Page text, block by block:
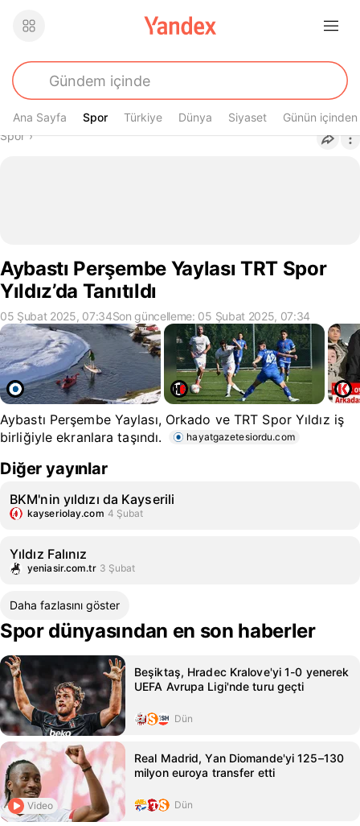
Ana Sayfa Spor
Spor Türkiye Dünya Siyaset Günün içinden
Buradasın
Spor›
Aybastı Perşembe Yaylası TRT Spor
Yıldız’da Tanıtıldı
05 Şubat 2025, 07:34Son güncelleme: 05 Şubat 2025, 07:34
Aybastı Perşembe Yaylası, Orkado ve TRT Spor Yıldız iş
birliğiyle ekranlara taşındı.
hayatgazetesiordu.com
Diğer yayınlar
BKM'nin yıldızı da Kayserili
kayseriolay.com 4 Şubat
Yıldız Falınız
yeniasir.com.tr 3 Şubat
Daha fazlasını göster
Spor dünyasından en son haberler
Beşiktaş, Hradec Kralove'yi 1-0 yenerek
UEFA Avrupa Ligi'nde turu geçti
Dün
Video
Real Madrid, Yan Diomande'yi 125–130
milyon euroya transfer etti
Dün